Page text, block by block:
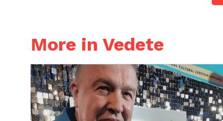
More in Vedete